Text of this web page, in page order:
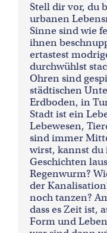
Stell dir vor, du
urbanen
Sinne sind wie
ihnen
ertastest
durchwühlst
Ohren sind
städtischen
Erdboden, in
Stadt ist ein
Lebewesen,
sind immer
wirst, kannst
Geschichten
Regenwurm?
der
noch tanzen?
dass es Zeit ist,
Form und